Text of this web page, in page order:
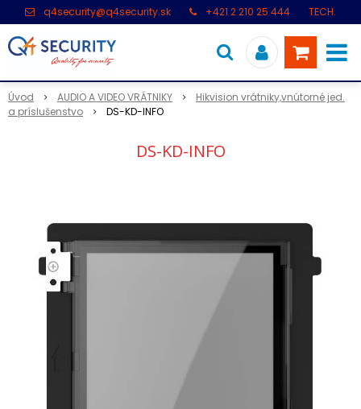
q4security@q4security.sk +421 2 210 25 444
TECH.
Úvod AUDIO A VIDEO VRÁTNIKY
Hikvision vrátniky,vnútorné jed.
a príslušenstvo
DS-KD-INFO
DS-KD-INFO